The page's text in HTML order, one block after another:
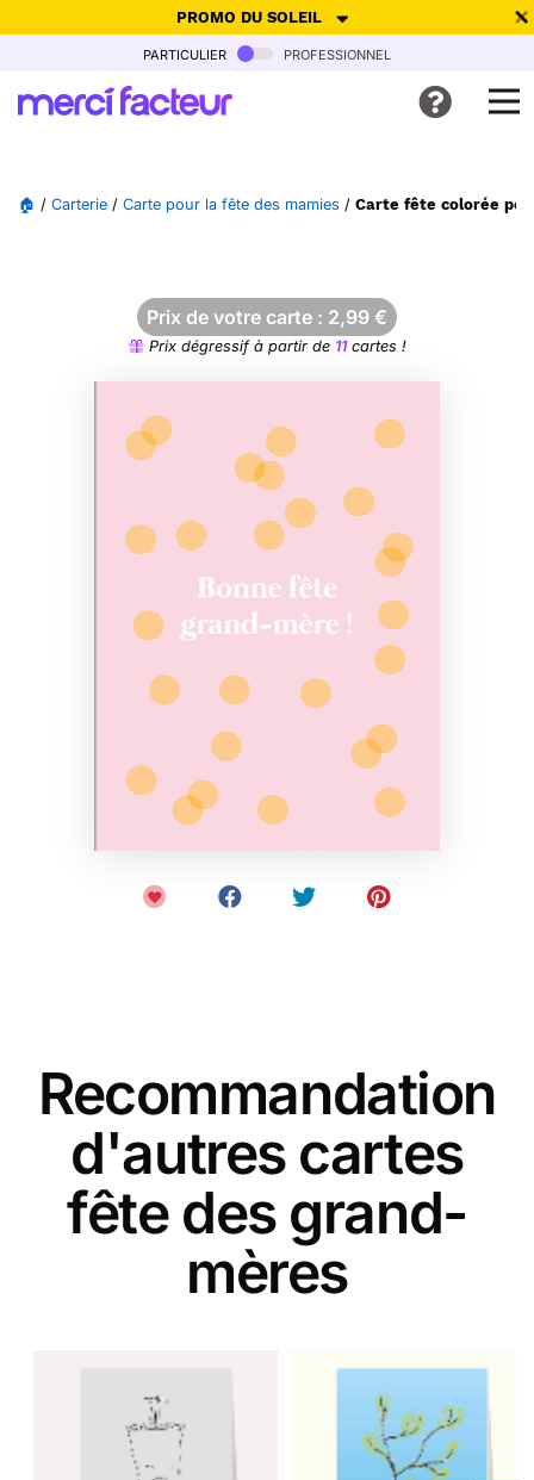
PROMO DU SOLEIL
-30% de réduction avec le code SUMMER26pour envoyer des
Ne plus afficher
particulier professionnel
🏠 / Carterie / Carte pour la fête des mamies / Carte fête colorée
Prix de votre carte : 2,99 €
Prix dégressif à partir de 11cartes !
Recommandation
d'autres cartes
fête des grand-
mères